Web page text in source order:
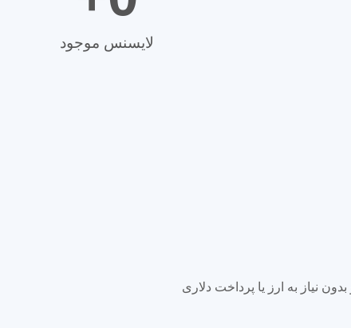
لایسنس موجود
نیاز به ارز یا پرداخت دلاری